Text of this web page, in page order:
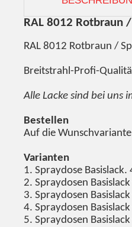
RAL 8012 Rotbraun
RAL 8012 Rotbraun /
Breitstrahl-Profi-
Alle Lacke sind bei uns
Bestellen
Auf die
Varianten
1. Spraydose Basislack.
2. Spraydosen
3. Spraydosen
4. Spraydosen
5. Spraydosen